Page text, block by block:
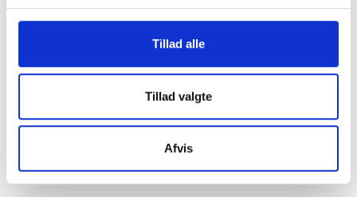
Tillad alle
Tillad valgte
Afvis
Print reference ark